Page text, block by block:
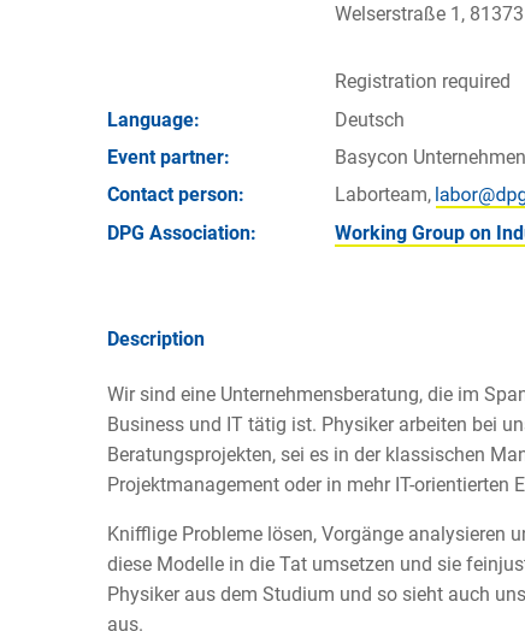
Welserstraße 1,
Registration required
Language:
Deutsch
Event partner:
Basycon
Contact person:
Laborteam,
DPG Association:
Working Group on
Description
Wir sind eine Unternehmensberatung, die im
Business und IT tätig ist. Physiker arbeiten bei
Beratungsprojekten, sei es in der klassischen
Projektmanagement oder in mehr IT-orientierten
Knifflige Probleme lösen, Vorgänge analysieren
diese Modelle in die Tat umsetzen und sie
Physiker aus dem Studium und so sieht auch
aus.